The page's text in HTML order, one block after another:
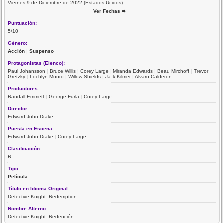
Viernes 9 de Diciembre de 2022 (Estados Unidos)
Ver Fechas ➨
Puntuación:
5/10
Género:
Acción |Suspenso
Protagonistas (Elenco):
Paul Johansson |Bruce Willis |Corey Large |Miranda Edwards |Beau Mirchoff |Trevor
Gretzky |Lochlyn Munro |Willow Shields |Jack Kilmer|Alvaro Calderon
Productores:
Randall Emmett |George Furla |Corey Large
Director:
Edward John Drake
Puesta en Escena:
Edward John Drake |Corey Large
Clasificación:
R
Tipo:
Película
Título en Idioma Original:
Detective Knight: Redemption
Nombre Alterno:
Detective Knight: Redención